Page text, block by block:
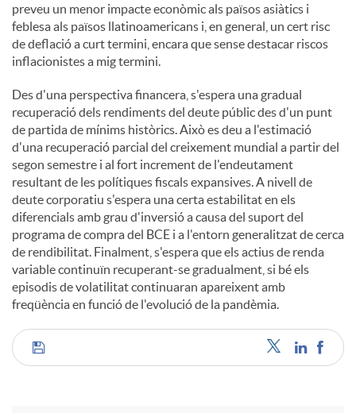
preveu un menor impacte econòmic als països asiàtics i
feblesa als països llatinoamericans i, en general, un cert risc
de deflació a curt termini, encara que sense destacar riscos
inflacionistes a mig termini.
Des d'una perspectiva financera, s'espera una gradual
recuperació dels rendiments del deute públic des d'un punt
de partida de mínims històrics. Això es deu a l'estimació
d'una recuperació parcial del creixement mundial a partir del
segon semestre i al fort increment de l'endeutament
resultant de les polítiques fiscals expansives. A nivell de
deute corporatiu s'espera una certa estabilitat en els
diferencials amb grau d'inversió a causa del suport del
programa de compra del BCE i a l'entorn generalitzat de cerca
de rendibilitat. Finalment, s'espera que els actius de renda
variable continuïn recuperant-se gradualment, si bé els
episodis de volatilitat continuaran apareixent amb
freqüència en funció de l'evolució de la pandèmia.
C